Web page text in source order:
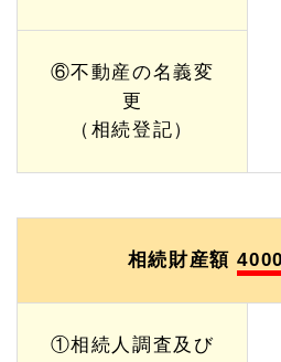
⑥不動産の名義変
更
（相続登記）
相続財産額
①相続人調査及び